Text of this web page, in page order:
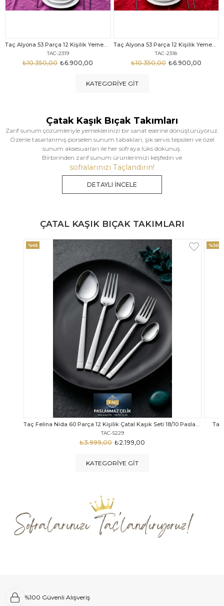
Taç Alyona 53 Parça 12 Kişilik Yemek Takımı Gold
TAC-2318
₺6.900,00
₺10.350,00
Taç Eliza Alyona 53 Parça 12 Kişilik Yemek Takımı Platin
TAC-2316
₺9.499,00
₺12.669,00
KATEGORIYE GIT
Çatak Kaşık Bıçak Takımları
Zarif sunum çözümleriyle yemeklerinizi bir sanat eserine dönüştürüyoruz.
Özenle tasarlanmış porselen sunum tabakları, şık servis tepsileri ve özel
sunum aksesuarları ile her sofraya lüks dokunuş.
Birbirinden zarif sunum ürünlerimizi keşfedin ve
sofralarınızı Taçlandırın!
DETAYLI İNCELE
ÇATAL KAŞIK BIÇAK TAKIMLARI
Taç Calista Tivoli 72 Parça 12 Kişilik Çatal Kaşık Bıçak Seti
TAC-5040
₺2.999,00
₺4.289,00
%30
Taç
%33
KATEGORIYE GIT
%100 Güvenli Alışveriş